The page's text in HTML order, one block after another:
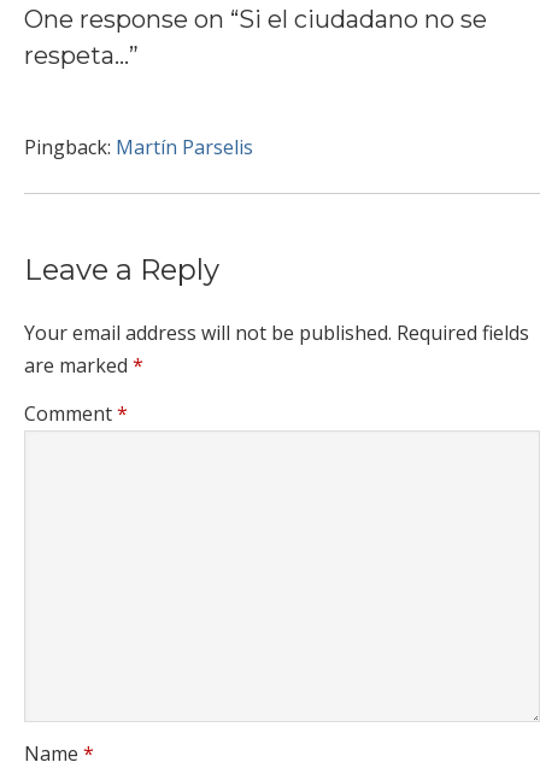
One response on “Si el ciudadano no se
respeta…”
Pingback: Martín Parselis
Leave a Reply
Your email address will not be published. Required fields
are marked *
Comment*
Name *